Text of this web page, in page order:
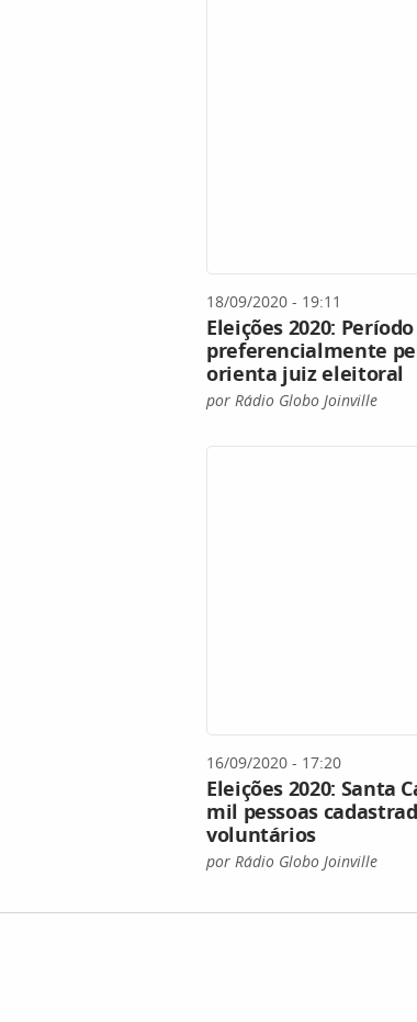
18/09/2020 - 19:11
Eleições 2020:
preferencialmente
orienta juiz eleitoral
por Rádio Globo Joinville
16/09/2020 - 17:20
Eleições 2020: Santa
mil pessoas
voluntários
por Rádio Globo Joinville